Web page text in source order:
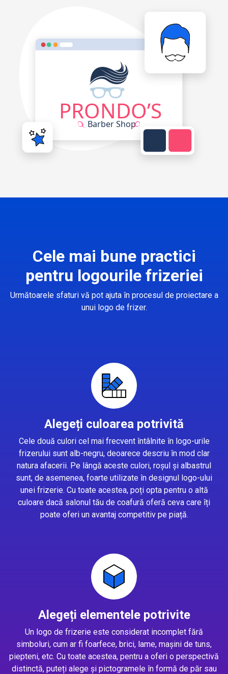
Cele mai bune practici
pentru logourile frizeriei
Următoarele sfaturi vă pot ajuta în procesul de proiectare a
unui logo de frizer.
Alegeți culoarea potrivită
Cele două culori cel mai frecvent întâlnite în logo-urile
frizerului sunt alb-negru, deoarece descriu în mod clar
natura afacerii. Pe lângă aceste culori, roșul și albastrul
sunt, de asemenea, foarte utilizate în designul logo-ului
unei frizerie. Cu toate acestea, poți opta pentru o altă
culoare dacă salonul tău de coafură oferă ceva care îți
poate oferi un avantaj competitiv pe piață.
Alegeți elementele potrivite
Un logo de frizerie este considerat incomplet fără
simboluri, cum ar fi foarfece, brici, lame, mașini de tuns,
piepteni, etc. Cu toate acestea, pentru a oferi o perspectivă
distinctă, puteți alege și pictogramele în formă de păr sau